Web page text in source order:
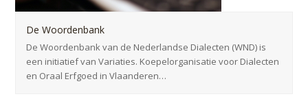
De Woordenbank
De Woordenbank van de Nederlandse Dialecten (WND) is
een initiatief van Variaties. Koepelorganisatie voor Dialecten
en Oraal Erfgoed in Vlaanderen…